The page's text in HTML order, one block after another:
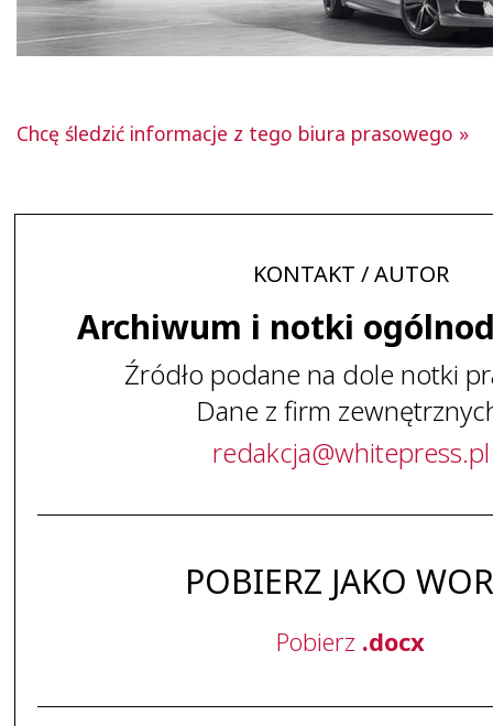
Chcę śledzić informacje z tego biura prasowego »
KONTAKT / AUTOR
Archiwum i notki
Źródło podane na dole notki
Dane z firm
redakcja@whitepress.pl
POBIERZ JAKO
Pobierz .docx